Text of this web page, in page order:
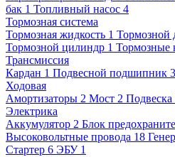
бак 1 Топливный насос 4
Тормозная система
Тормозная жидкость 1 Тормозной
Тормозной цилиндр 1 Тормозные
Трансмиссия
Кардан 1 Подвесной подшипник 3
Ходовая
Амортизаторы 2 Мост 2 Подвеска
Электрика
Аккумулятор 2 Блок
Высоковольтные провода 18
Стартер 6 ЭБУ 1